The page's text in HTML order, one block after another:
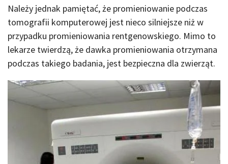
Należy jednak pamiętać, że promieniowanie podczas
tomografii komputerowej jest nieco silniejsze niż w
przypadku promieniowania rentgenowskiego. Mimo to
lekarze twierdzą, że dawka promieniowania otrzymana
podczas takiego badania, jest bezpieczna dla zwierząt.